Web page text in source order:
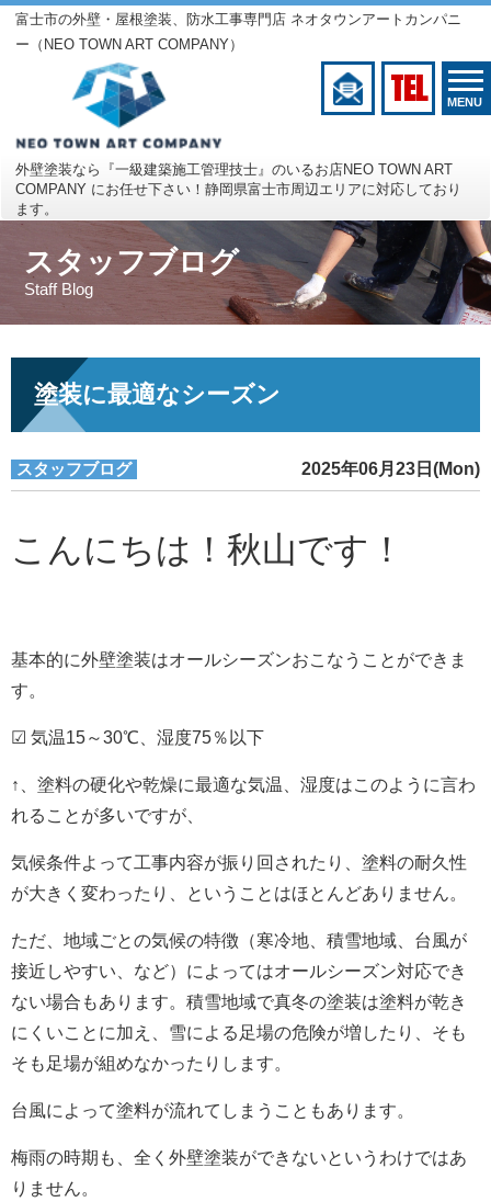
富士市の外壁・屋根塗装、防水工事専門店 ネオタウンアートカンパニ
ー（NEO TOWN ART COMPANY）
外壁塗装なら『一級建築施工管理技士』のいるお店NEO TOWN ART
COMPANY にお任せ下さい！静岡県富士市周辺エリアに対応しており
ます。
TEL MENU
スタッフブログ
Staff Blog
塗装に最適なシーズン
スタッフブログ 2025年06月23日(Mon)
こんにちは！秋山です！
基本的に外壁塗装はオールシーズンおこなうことができま
す。
☑ 気温15～30℃、湿度75％以下
↑、塗料の硬化や乾燥に最適な気温、湿度はこのように言わ
れることが多いですが、
気候条件よって工事内容が振り回されたり、塗料の耐久性
が大きく変わったり、ということはほとんどありません。
ただ、地域ごとの気候の特徴（寒冷地、積雪地域、台風が
接近しやすい、など）によってはオールシーズン対応でき
ない場合もあります。積雪地域で真冬の塗装は塗料が乾き
にくいことに加え、雪による足場の危険が増したり、そも
そも足場が組めなかったりします。
台風によって塗料が流れてしまうこともあります。
梅雨の時期も、全く外壁塗装ができないというわけではあ
りません。